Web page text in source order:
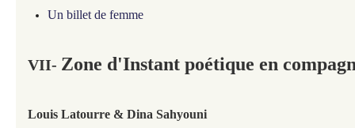
Un billet de femme
VII- Zone d'Instant poétique en
Louis Latourre & Dina Sahyouni